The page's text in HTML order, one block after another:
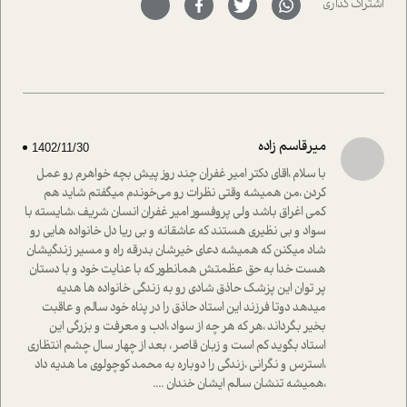
با رکاب زدن در بیش از هفتاد کشور و کاشتن درخت، به نماد
ای که به زندگی شگفت انگیز جین گودال و تاثیرات کاوش های
واقعی در ارتباط با اختلال شخصیت اسکزوئید و مشکلات و نیز
راهکارهای حل آن قرار می دهد که در اتاق درمان اتفاق افتاده
است.در فصل پایانی زیر ذره بین نیز همکاران ما تلاش کرده
اند تا در کنار مطالب سرگرمی و انگیزشی، شما را با بهترین و
موثرترین راهکارهای استفاده از هوش مصنوعی در حوزه های
مختلف کسب و کار آشنا کنند.
اشتراک گذاری
میرقاسم زاده 1402/11/30
با سلام ،اقای دکتر امیر غفران چند روز پیش بچه خواهرم رو عمل
کردن ،من همیشه وقتی نظرات رو می‌خوندم میگفتم شاید هم
کمی اغراق باشد ولی پروفسور امیر غفران انسان شریف ،شایسته با
سواد و بی نظیری هستند که عاشقانه و بی ریا دل خانواده هایی رو
شاد میکنن که همیشه دعای خیرشان بدرقه راه و مسیر زندگیشان
هست خدا به حق عظمتش همانطور که با عنایت خود و با دستان
پر توان این پزشک حاذق شادی رو به زندگی خانواده ها هدیه
میدهد دوتا فرزند این استاد حاذق را در پناه خود سالم و عاقبت
بخیر بگرداند ،هر که هر چه از سواد ،ادب و معرفت و بزرگی این
استاد بگوید کم است و زبان قاصر ، بعد از چهار سال چشم انتظاری
،استرس و نگرانی ،زندگی را دوباره به محمد کوچولوی ما هدیه داد
،همیشه تنشان سالم ایشان خندان ....